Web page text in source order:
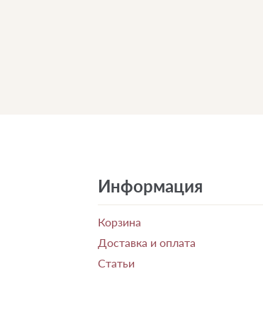
Информация
Корзина
Доставка и оплата
Статьи